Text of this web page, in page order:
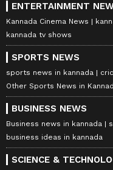
ENTERTAINMENT
Kannada Cinema News
kannada tv shows
SPORTS NEWS
sports news in kannada
Other Sports News in
BUSINESS NEWS
Business news in kannada
business ideas in kannada
SCIENCE &